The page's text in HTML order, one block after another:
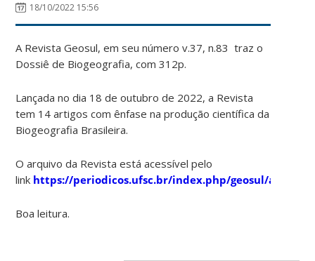
18/10/2022 15:56
A Revista Geosul, em seu número v.37, n.83 traz o
Dossiê de Biogeografia, com 312p.
Lançada no dia 18 de outubro de 2022, a Revista
tem 14 artigos com ênfase na produção científica da
Biogeografia Brasileira.
O arquivo da Revista está acessível pelo
link https://periodicos.ufsc.br/index.php/geosul/article/
Boa leitura.